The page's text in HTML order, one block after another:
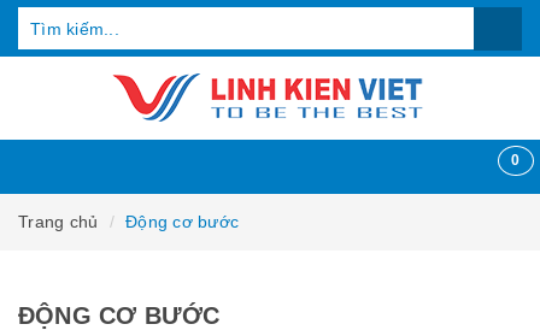
0
Trang chủ Động cơ bước
ĐỘNG CƠ BƯỚC